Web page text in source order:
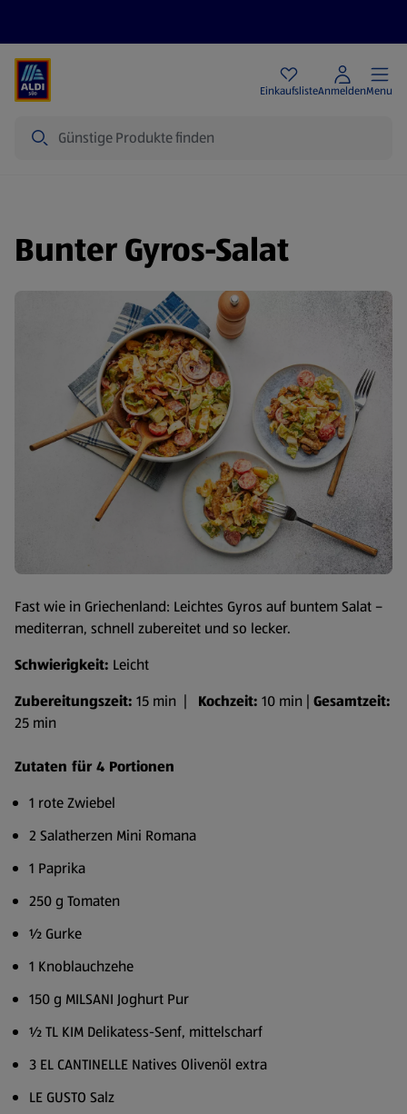
EinkaufslisteAnmeldenMenu
Bunter Gyros-Salat
Fast wie in Griechenland: Leichtes Gyros auf buntem Salat –
mediterran, schnell zubereitet und so lecker.
Schwierigkeit: Leicht
Zubereitungszeit: 15 min | Kochzeit: 10 min | Gesamtzeit:
25 min
Zutaten für 4 Portionen
1 rote Zwiebel
2 Salatherzen Mini Romana
1 Paprika
250 g Tomaten
½ Gurke
1 Knoblauchzehe
150 g MILSANI Joghurt Pur
½ TL KIM Delikatess-Senf, mittelscharf
3 EL CANTINELLE Natives Olivenöl extra
LE GUSTO Salz